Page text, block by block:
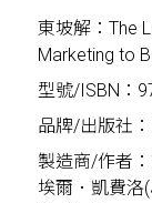
東坡解：The
Marketing to
型號/ISBN：
品牌/出版社
製造商/作者
埃爾．凱費洛